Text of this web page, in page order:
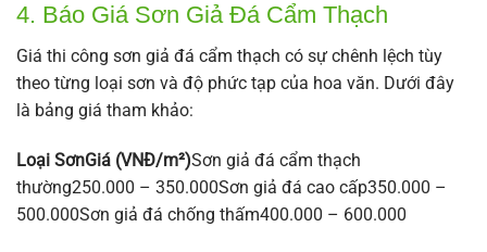
4. Báo Giá Sơn Giả Đá Cẩm Thạch
Giá thi công sơn giả đá cẩm thạch có sự chênh lệch tùy
theo từng loại sơn và độ phức tạp của hoa văn. Dưới đây
là bảng giá tham khảo:
Loại SơnGiá (VNĐ/m²)Sơn giả đá cẩm thạch
thường250.000 – 350.000Sơn giả đá cao cấp350.000 –
500.000Sơn giả đá chống thấm400.000 – 600.000